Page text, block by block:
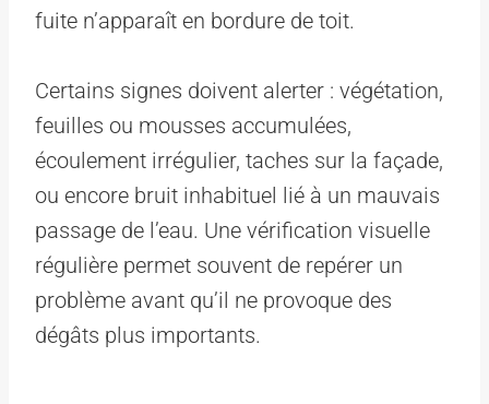
fuite n’apparaît en bordure de toit.
Certains signes doivent alerter : végétation,
feuilles ou mousses accumulées,
écoulement irrégulier, taches sur la façade,
ou encore bruit inhabituel lié à un mauvais
passage de l’eau. Une vérification visuelle
régulière permet souvent de repérer un
problème avant qu’il ne provoque des
dégâts plus importants.